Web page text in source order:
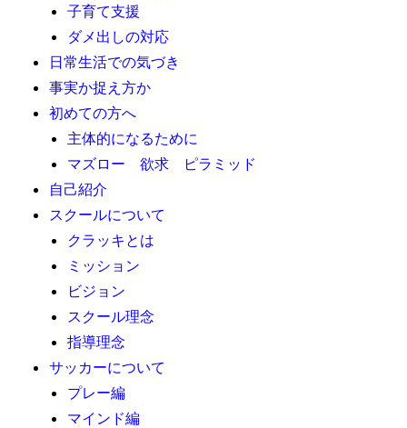
子育て支援
ダメ出しの対応
日常生活での気づき
事実か捉え方か
初めての方へ
主体的になるために
マズロー 欲求 ピラミッド
自己紹介
スクールについて
クラッキとは
ミッション
ビジョン
スクール理念
指導理念
サッカーについて
プレー編
マインド編